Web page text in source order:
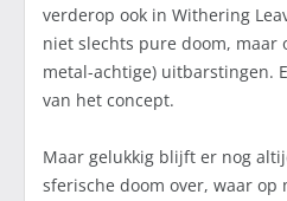
verderop ook in Withering
niet slechts pure doom, maar
metal-achtige) uitbarstingen.
van het concept.
Maar gelukkig blijft er nog
sferische doom over, waar op